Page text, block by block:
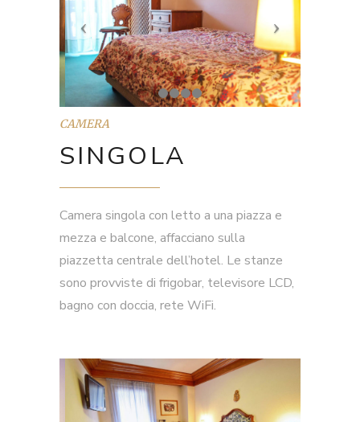
CAMERA
SINGOLA
Camera singola con letto a una piazza e
mezza e balcone, affacciano sulla
piazzetta centrale dell’hotel. Le stanze
sono provviste di frigobar, televisore LCD,
bagno con doccia, rete WiFi.